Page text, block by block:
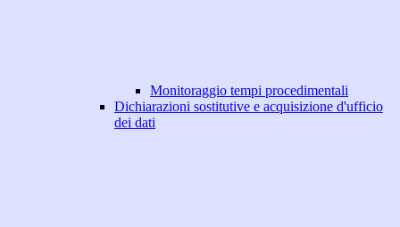
Monitoraggio tempi procedimentali
Dichiarazioni sostitutive e acquisizione d'ufficio
dei dati